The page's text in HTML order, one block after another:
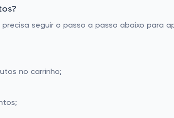
seguir o passo a passo abaixo para
no carrinho;